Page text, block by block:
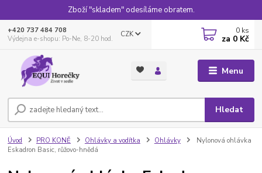
Zboží "skladem" odesíláme obratem.
Menu
CZK
Hledat
+420 737 484 708
Výdejna e-shopu: Po-Ne, 8-20 hod.
0 ks
za 0 Kč
Úvod PRO KONĚ Ohlávky a vodítka Ohlávky
Nylonová ohlávka
Eskadron Basic, růžovo-hnědá